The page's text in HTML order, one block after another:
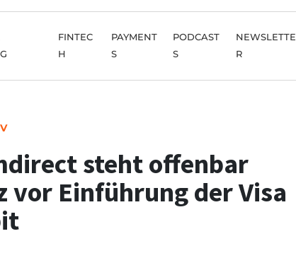
FINTEC
H
PAYMENT
S
PODCAST
S
NEWSLETTE
R
steht offenbar
vor Einführung der Visa